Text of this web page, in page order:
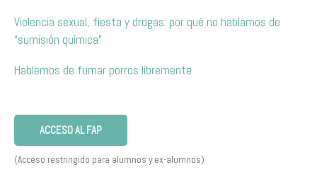
Violencia sexual, fiesta y drogas: por qué no hablamos de
“sumisión química”
Hablemos de fumar porros libremente
ACCESO AL FAP
(Acceso restringido para alumnos y ex-alumnos)